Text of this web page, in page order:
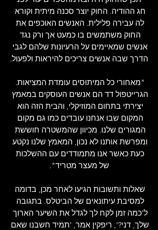
חג ההודיה. החוק יוצר סכנה מיתית וקורא
לה עבירה פלילית. האנשים האוכפים את
החוק משתמשים בו כמעט אך ורק נגד
אנשים שמאיימים על הרעיונות שלהם לגבי
הדרך שבה אנשים צריכים להיראות ולפעול.
"מאחורי כל המיתוסים עומדת המציאות.
הגרייטפול דד הם אנשים העוסקים במאמץ
יצירתי בתחום המוזיקלי, והבית הזה הוא
המקום שבו אנחנו עובדים כמו גם מקום
המגורים שלנו. מכיוון שהמשטרה חוששת
ומפרשת אותנו לא נכון, המאמץ שלנו נקטע
כעת כאשר אנו מתמודדים עם ההשלכות
של מעצר מטריד".
שאלות ותשובות הגיעו לאחר מכן, בדומה
למסיבת עיתונאים של הביטלס. בתגובה
ל'כמה זמן לקח לך לגדל את השיער הארוך
שלך, דני?', ריפקין אמר, 'תמיד חשבנו שאם